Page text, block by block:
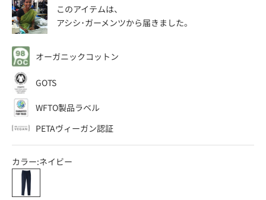
このアイテムは、
アシシ･ガーメンツから届きました。
オーガニックコットン
GOTS
WFTO製品ラベル
PETAヴィーガン認証
カラー:ネイビー
ネイビー